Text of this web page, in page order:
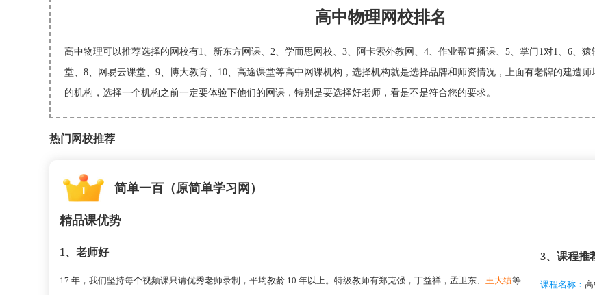
高中物理网校排名
高中物理可以推荐选择的网校有1、新东方网课、2、学而思网校、3、阿卡索外教网、4、作业帮直播课、5、掌门1对1、6、
堂、8、网易云课堂、9、博大教育、10、高途课堂等高中网课机构，选择机构就是选择品牌和师资情况，上面有老牌的建造
的机构，选择一个机构之前一定要体验下他们的网课，特别是要选择好老师，看是不是符合您的要求。
热门网校推荐
1 简单一百（原简单学习网）
精品课优势
1、老师好
17 年，我们坚持每个视频课只请优秀老师录制，平均教龄 10 年以上。特级教师有郑克强，丁益祥，孟卫东、 王大绩等
3、课程推
课程名称： 高